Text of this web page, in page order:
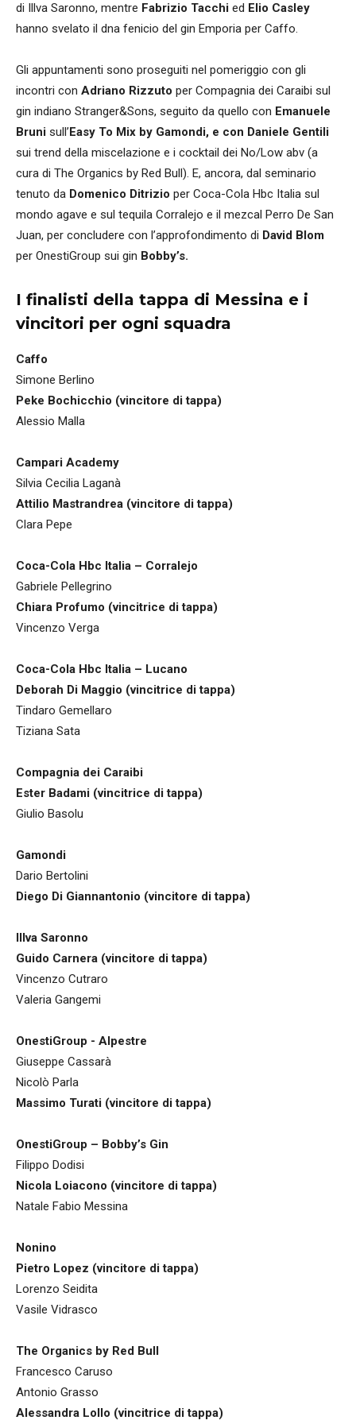
di Illva Saronno, mentre Fabrizio Tacchi ed Elio Casley
hanno svelato il dna fenicio del gin Emporia per Caffo.
Gli appuntamenti sono proseguiti nel pomeriggio con gli
incontri con Adriano Rizzuto per Compagnia dei Caraibi sul
gin indiano Stranger&Sons, seguito da quello con Emanuele
Bruni sull’Easy To Mix by Gamondi, e con Daniele Gentili
sui trend della miscelazione e i cocktail dei No/Low abv (a
cura di The Organics by Red Bull). E, ancora, dal seminario
tenuto da Domenico Ditrizio per Coca-Cola Hbc Italia sul
mondo agave e sul tequila Corralejo e il mezcal Perro De San
Juan, per concludere con l’approfondimento di David Blom
per OnestiGroup sui gin Bobby’s.
I finalisti della tappa di Messina e i
vincitori per ogni squadra
Caffo
Simone Berlino
Peke Bochicchio (vincitore di tappa)
Alessio Malla
Campari Academy
Silvia Cecilia Laganà
Attilio Mastrandrea (vincitore di tappa)
Clara Pepe
Coca-Cola Hbc Italia – Corralejo
Gabriele Pellegrino
Chiara Profumo (vincitrice di tappa)
Vincenzo Verga
Coca-Cola Hbc Italia – Lucano
Deborah Di Maggio (vincitrice di tappa)
Tindaro Gemellaro
Tiziana Sata
Compagnia dei Caraibi
Ester Badami (vincitrice di tappa)
Giulio Basolu
Gamondi
Dario Bertolini
Diego Di Giannantonio (vincitore di tappa)
Illva Saronno
Guido Carnera (vincitore di tappa)
Vincenzo Cutraro
Valeria Gangemi
OnestiGroup - Alpestre
Giuseppe Cassarà
Nicolò Parla
Massimo Turati (vincitore di tappa)
OnestiGroup – Bobby’s Gin
Filippo Dodisi
Nicola Loiacono (vincitore di tappa)
Natale Fabio Messina
Nonino
Pietro Lopez (vincitore di tappa)
Lorenzo Seidita
Vasile Vidrasco
The Organics by Red Bull
Francesco Caruso
Antonio Grasso
Alessandra Lollo (vincitrice di tappa)